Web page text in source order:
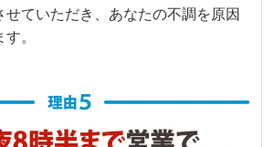
せていただき、あなたの不調を原因
。